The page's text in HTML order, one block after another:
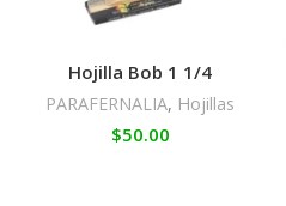
Hojilla Bob 1 1/4
PARAFERNALIA, Hojillas
$50.00